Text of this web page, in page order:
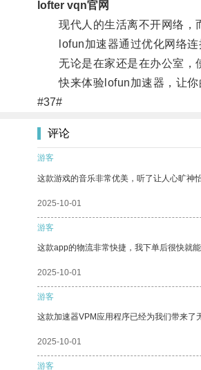
lofter vqn官网
现代人的生活离不开网络，而
lofun加速器通过优化网络连
无论是在家还是在办公室，使
快来体验lofun加速器，让你
#37#
评论
游客
这款游戏的音乐非常优美，听了让人心旷神怡
2025-10-01
游客
这款app的物流非常快捷，我下单后很快就能
2025-10-01
游客
这款加速器VPM应用程序已经为我们带来了
2025-10-01
游客